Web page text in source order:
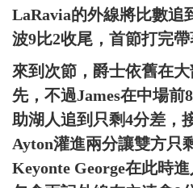
LaRavia的外線將比數追
波9比2收尾，首節打完帶
來到次節，爵士依舊在
先，不過James在中場前
助湖人追到只剩4分差，
Ayton灌進兩分讓雙方只
Keyonte George在此時